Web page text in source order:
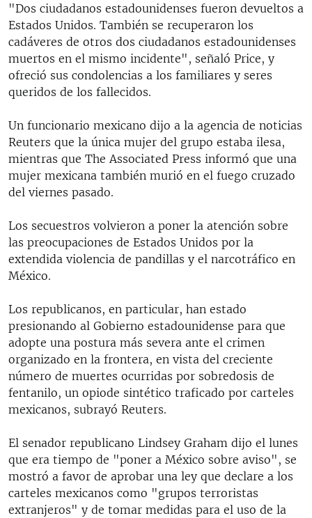
"Dos ciudadanos estadounidenses fueron devueltos a
Estados Unidos. También se recuperaron los
cadáveres de otros dos ciudadanos estadounidenses
muertos en el mismo incidente", señaló Price, y
ofreció sus condolencias a los familiares y seres
queridos de los fallecidos.
Un funcionario mexicano dijo a la agencia de noticias
Reuters que la única mujer del grupo estaba ilesa,
mientras que The Associated Press informó que una
mujer mexicana también murió en el fuego cruzado
del viernes pasado.
Los secuestros volvieron a poner la atención sobre
las preocupaciones de Estados Unidos por la
extendida violencia de pandillas y el narcotráfico en
México.
Los republicanos, en particular, han estado
presionando al Gobierno estadounidense para que
adopte una postura más severa ante el crimen
organizado en la frontera, en vista del creciente
número de muertes ocurridas por sobredosis de
fentanilo, un opiode sintético traficado por carteles
mexicanos, subrayó Reuters.
El senador republicano Lindsey Graham dijo el lunes
que era tiempo de "poner a México sobre aviso", se
mostró a favor de aprobar una ley que declare a los
carteles mexicanos como "grupos terroristas
extranjeros" y de tomar medidas para el uso de la